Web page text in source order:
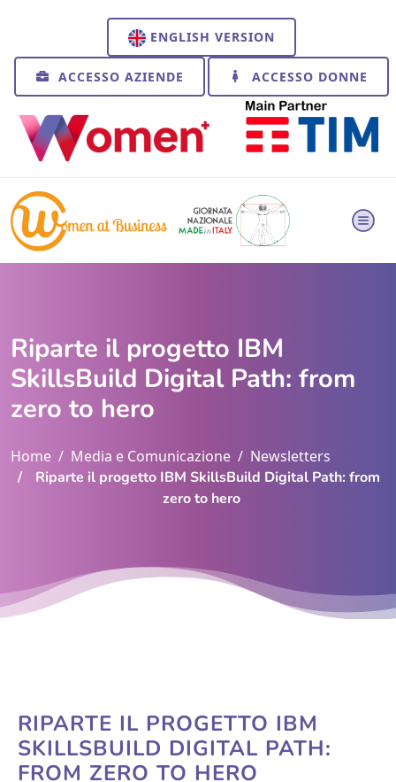
ENGLISH VERSION
ACCESSO AZIENDE ACCESSO DONNE
Riparte il progetto IBM
SkillsBuild Digital Path: from
zero to hero
Home Media e Comunicazione
Newsletters
Riparte il progetto IBM SkillsBuild Digital Path: from
zero to hero
RIPARTE IL PROGETTO IBM
SKILLSBUILD DIGITAL PATH:
FROM ZERO TO HERO